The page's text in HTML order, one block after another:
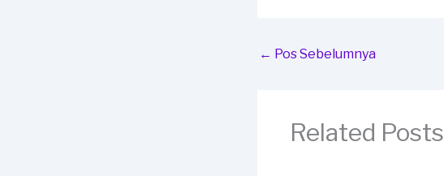
← Pos Sebelumnya
Related Posts